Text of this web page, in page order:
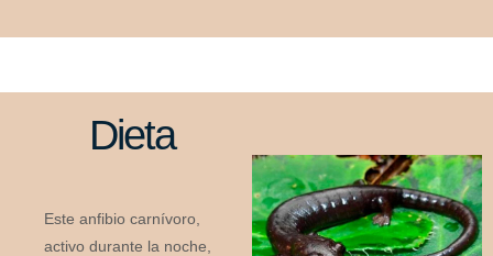
Dieta
Este anfibio carnívoro,
activo durante la noche,